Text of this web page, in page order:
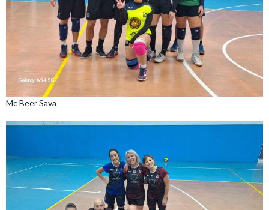
Mc Beer Sava